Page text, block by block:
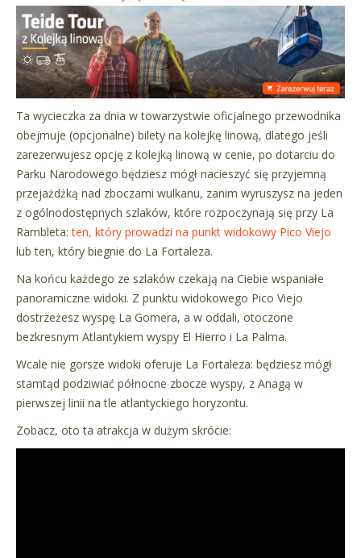
Ta wycieczka za dnia w towarzystwie oficjalnego przewodnika
obejmuje (opcjonalne) bilety na kolejkę linową, dlatego jeśli
zarezerwujesz opcję z kolejką linową w cenie, po dotarciu do
Parku Narodowego będziesz mógł nacieszyć się przyjemną
przejażdżką nad zboczami wulkanu, zanim wyruszysz na jeden
z ogólnodostępnych szlaków, które rozpoczynają się przy La
Rambleta:ten, który prowadzi na punkt widokowy Pico Viejo
lub ten, który biegnie do La Fortaleza.
Na końcu każdego ze szlaków czekają na Ciebie wspaniałe
panoramiczne widoki. Z punktu widokowego Pico Viejo
dostrzeżesz wyspę La Gomera, a w oddali, otoczone
bezkresnym Atlantykiem wyspy El Hierro i La Palma.
Wcale nie gorsze widoki oferuje La Fortaleza: będziesz mógł
stamtąd podziwiać północne zbocze wyspy, z Anagą w
pierwszej linii na tle atlantyckiego horyzontu.
Zobacz, oto ta atrakcja w dużym skrócie: